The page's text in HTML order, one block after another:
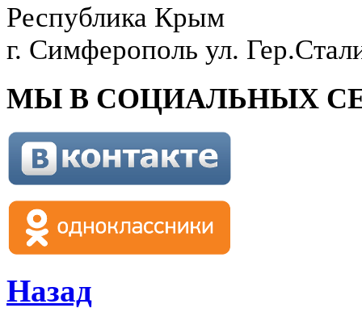
Республика Крым
г. Симферополь ул.
МЫ В СОЦИАЛЬНЫХ
Назад